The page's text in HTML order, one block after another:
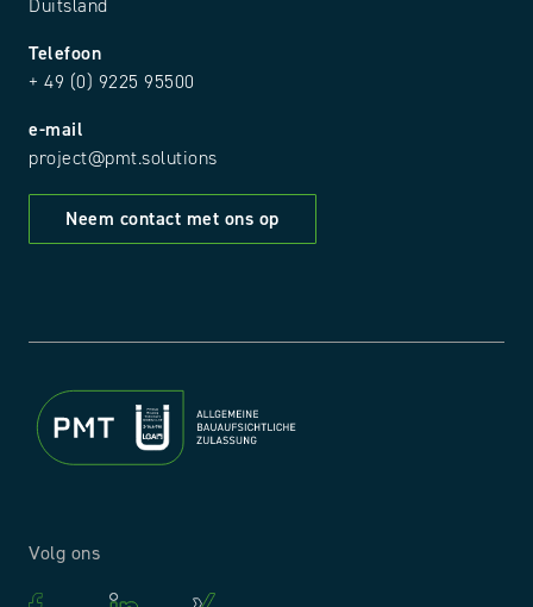
Duitsland
Telefoon
+ 49 (0) 9225 95500
e-mail
project@pmt.solutions
Neem contact met ons op
Volg ons